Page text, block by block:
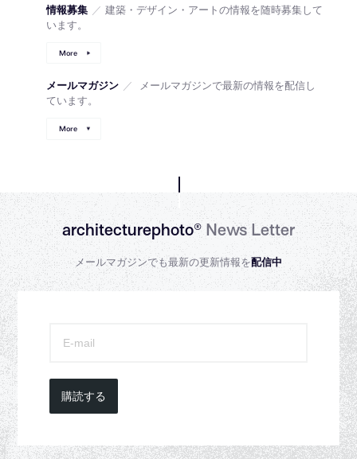
情報募集 ／ 建築・デザイン・アートの情報を随時募集して
います。
More
メールマガジン ／
メールマガジンで最新の情報を配信し
ています。
More
architecturephoto®News Letter
メールマガジンでも最新の更新情報を配信中
購読する